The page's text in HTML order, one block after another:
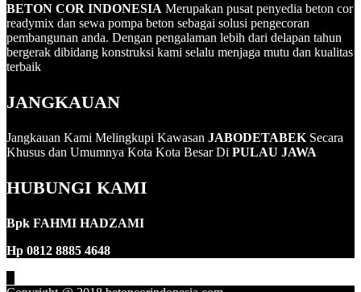
BETON COR INDONESIA Merupakan pusat penyedia beton cor
readymix dan sewa pompa beton sebagai solusi pengecoran
pembangunan anda. Dengan pengalaman lebih dari delapan tahun
bergerak dibidang konstruksi kami selalu menjaga mutu dan kualitas
terbaik
JANGKAUAN
Jangkauan Kami Melingkupi Kawasan JABODETABEK Secara
Khusus dan Umumnya Kota Kota Besar Di PULAU JAWA
HUBUNGI KAMI
Bpk FAHMI HADZAMI
Hp 0812 8885 4648